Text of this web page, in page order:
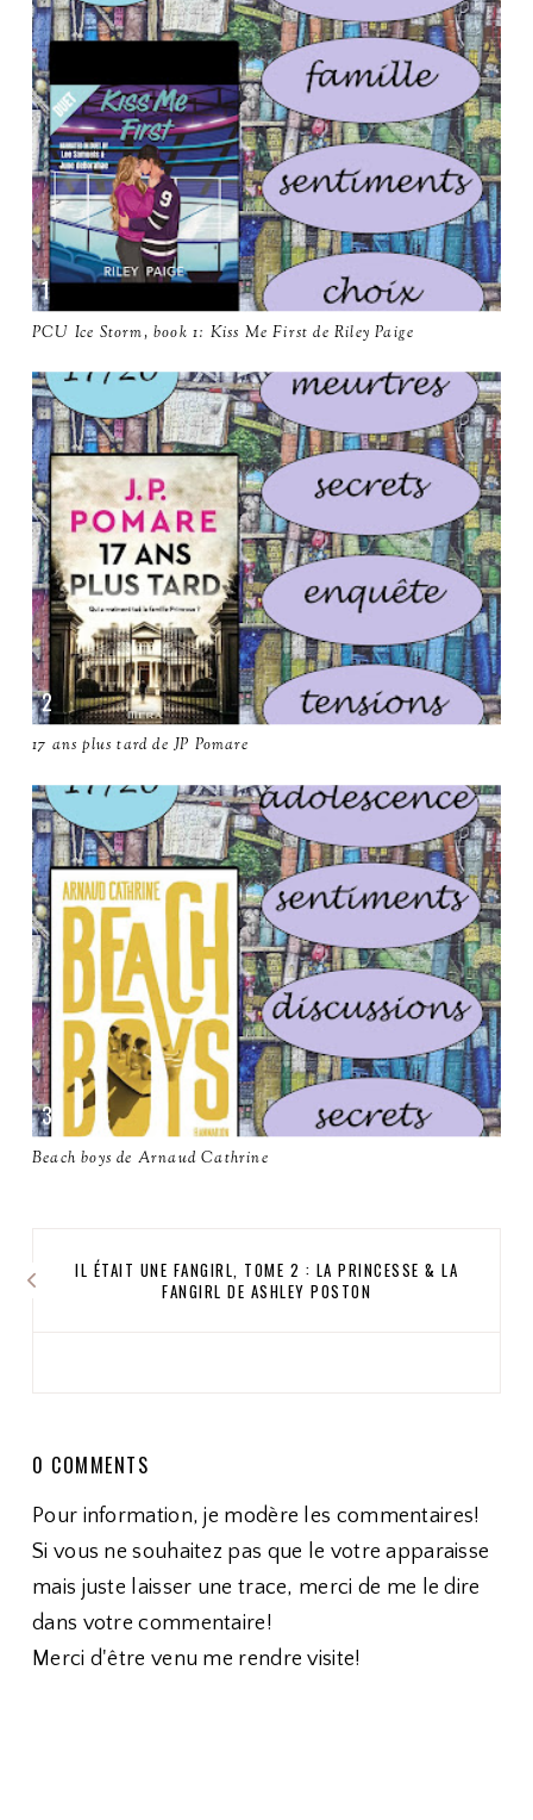
PCU Ice Storm, book 1: Kiss Me First de Riley Paige
17 ans plus tard de JP Pomare
Beach boys de Arnaud Cathrine
IL ÉTAIT UNE FANGIRL, TOME 2 : LA PRINCESSE & LA
FANGIRL DE ASHLEY POSTON
0 COMMENTS
Pour information, je modère les commentaires!
Si vous ne souhaitez pas que le votre apparaisse
mais juste laisser une trace, merci de me le dire
dans votre commentaire!
Merci d'être venu me rendre visite!